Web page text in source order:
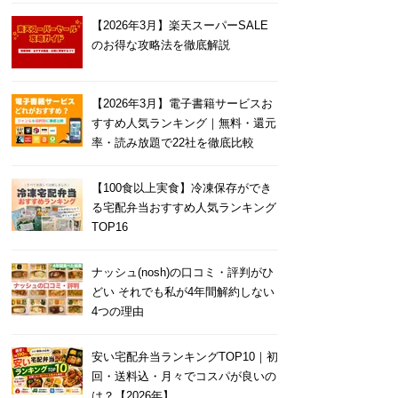
【2026年3月】楽天スーパーSALE
のお得な攻略法を徹底解説
【2026年3月】電子書籍サービスお
すすめ人気ランキング｜無料・還元
率・読み放題で22社を徹底比較
【100食以上実食】冷凍保存ができ
る宅配弁当おすすめ人気ランキング
TOP16
ナッシュ(nosh)の口コミ・評判がひ
どい それでも私が4年間解約しない
4つの理由
安い宅配弁当ランキングTOP10｜初
回・送料込・月々でコスパが良いの